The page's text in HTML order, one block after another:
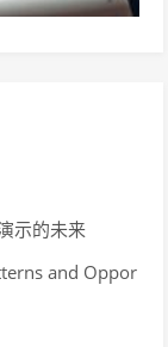
示的未来
and Oppor